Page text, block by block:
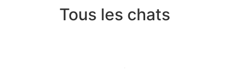
Tous les chats